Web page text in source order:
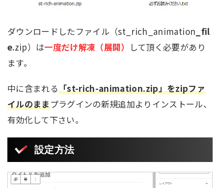
ダウンロードしたファイル（st_rich_animation _fil
e.zip）は一度だけ解凍（展開）
して頂く必要があり
ます。
中に含まれる「st-rich-animation.zip」をzipファ
イルのままプラグインの新規追加よりインストール、
有効化して下さい。
設定方法